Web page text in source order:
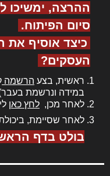
ההרצה, ימשיכו
סיום הפיתוח.
כיצד אוסיף את
העסקים?
ראשית, בצע הרשמה
במידה ונרשמת
לאחר מכן, לחץ כאן
לאחר שסיימת,
בולט בדף